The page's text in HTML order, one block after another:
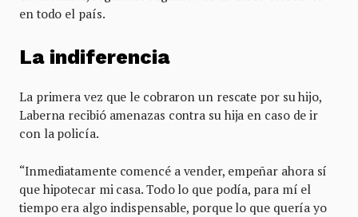
en todo el país.
La indiferencia
La primera vez que le cobraron un rescate por su hijo,
Laberna recibió amenazas contra su hija en caso de ir
con la policía.
“Inmediatamente comencé a vender, empeñar ahora sí
que hipotecar mi casa. Todo lo que podía, para mí el
tiempo era algo indispensable, porque lo que quería yo